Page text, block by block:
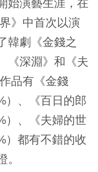
始演藝生涯，在
》中首次以演
韓劇《金錢之
《深淵》和《夫
品有《金錢
）、《百日的郎
）、《夫婦的世
）都有不錯的收